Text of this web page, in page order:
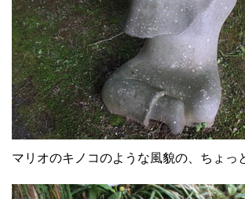
マリオのキノコのような風貌の、ちょっ